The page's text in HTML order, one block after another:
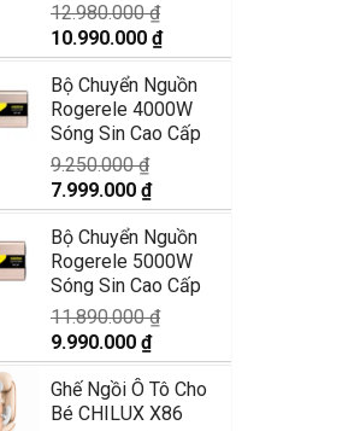
12.980.000₫
Giá
gốc
là:
12.980.000 ₫.
10.990.000 ₫Giá
hiện
tại
là:
10.990.000 ₫.
Bộ Chuyển Nguồn
Rogerele 4000W
Sóng Sin Cao Cấp
9.250.000₫
Giá
gốc
là:
9.250.000 ₫.
7.999.000 ₫Giá
hiện
tại
là:
7.999.000 ₫.
Bộ Chuyển Nguồn
Rogerele 5000W
Sóng Sin Cao Cấp
11.890.000₫
Giá
gốc
là:
11.890.000 ₫.
9.990.000 ₫Giá
hiện
tại
là:
Ghế Ngồi Ô Tô Cho
Bé CHILUX X86